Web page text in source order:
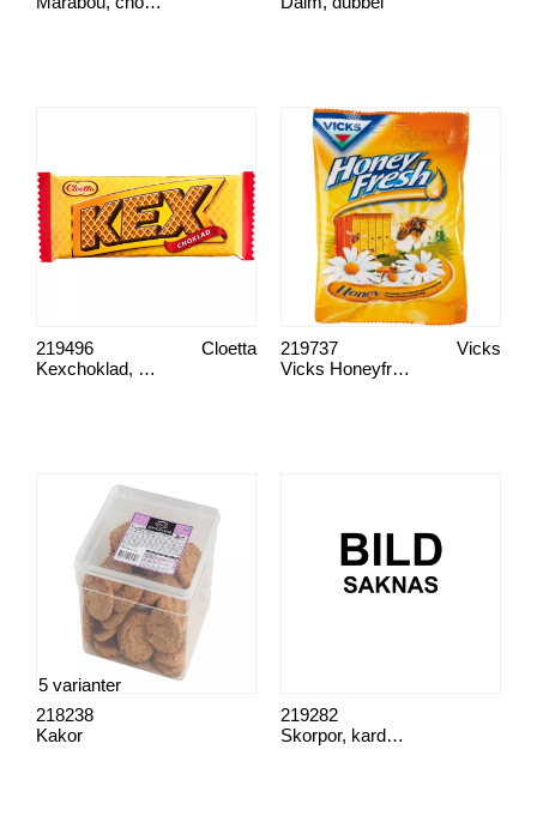
Kexchoklad, Cloetta
Cloetta
219496
Vicks Honeyfresh halstablett
Vicks
219737
Kakor
218238
5 varianter
Skorpor, kardemumma
219282